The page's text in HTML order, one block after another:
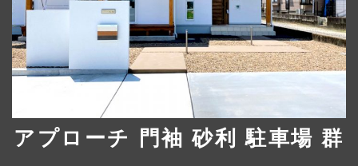
アプローチ 門袖 砂利 駐車場 群